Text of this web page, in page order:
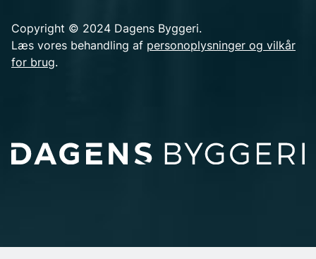
Copyright © 2024 Dagens Byggeri.
Læs vores behandling af personoplysninger og vilkår
for brug.